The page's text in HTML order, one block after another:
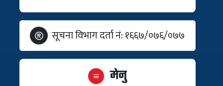
सूचना विभाग दर्ता नं: १६६७/०७६/०७७
मेनु